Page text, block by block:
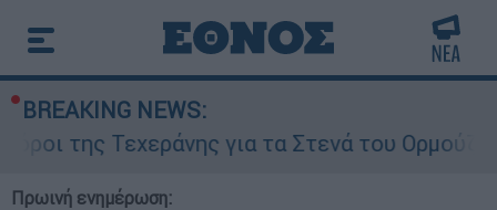
BREAKING NEWS:
της Τεχεράνης για τα Στενά του Ορμούζ
Πρωινή ενημέρωση: